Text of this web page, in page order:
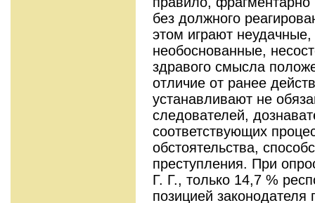
без должного
этом играют неудачные,
необоснованные,
здравого смысла
отличие от ранее
устанавливают не
следователей,
соответствую­щих
обстоятельства,
преступления. При
Г. Г., только 14,7 %
позицией